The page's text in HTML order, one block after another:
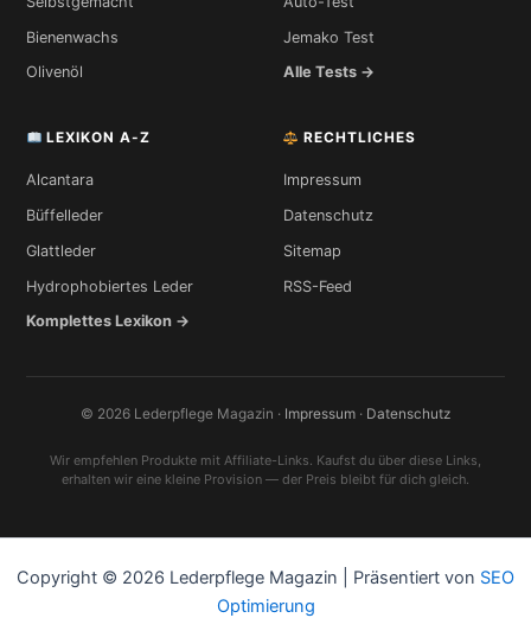
Bienenwachs
Olivenöl
Jemako Test
Alle Tests →
LEXIKON A-Z
Alcantara
Büffelleder
Glattleder
Hydrophobiertes Leder
Komplettes Lexikon →
RECHTLICHES
Impressum
Datenschutz
Sitemap
RSS-Feed
© 2026 Lederpflege Magazin · Impressum · Datenschutz
Wir empfehlen Produkte mit Affiliate-Links. Kaufst du über diese Links,
erhalten wir eine kleine Provision — der Preis bleibt für dich gleich.
Copyright © 2026 Lederpflege Magazin | Präsentiert von SEO
Optimierung